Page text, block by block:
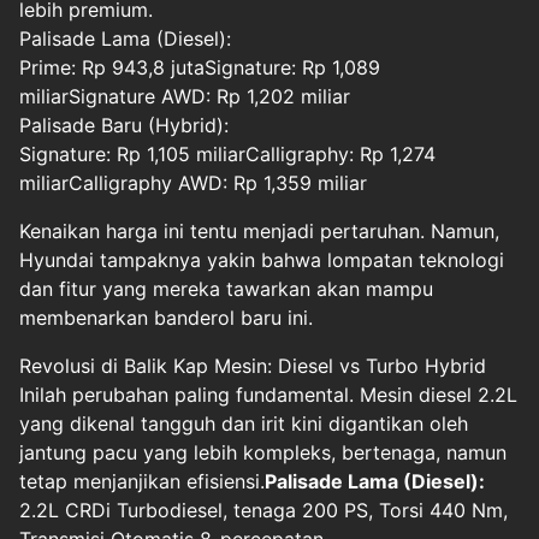
lebih premium.
Palisade Lama (Diesel):
Prime: Rp 943,8 jutaSignature: Rp 1,089
miliarSignature AWD: Rp 1,202 miliar
Palisade Baru (Hybrid):
Signature: Rp 1,105 miliarCalligraphy: Rp 1,274
miliarCalligraphy AWD: Rp 1,359 miliar
Kenaikan harga ini tentu menjadi pertaruhan. Namun,
Hyundai tampaknya yakin bahwa lompatan teknologi
dan fitur yang mereka tawarkan akan mampu
membenarkan banderol baru ini.
Revolusi di Balik Kap Mesin: Diesel vs Turbo Hybrid
Inilah perubahan paling fundamental. Mesin diesel 2.2L
yang dikenal tangguh dan irit kini digantikan oleh
jantung pacu yang lebih kompleks, bertenaga, namun
tetap menjanjikan efisiensi.Palisade Lama (Diesel):
2.2L CRDi Turbodiesel, tenaga 200 PS, Torsi 440 Nm,